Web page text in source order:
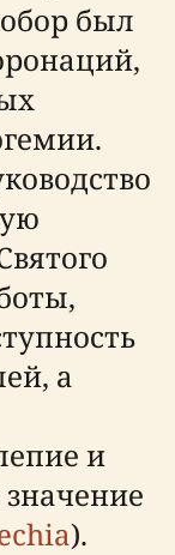
был
а
и
значение
).